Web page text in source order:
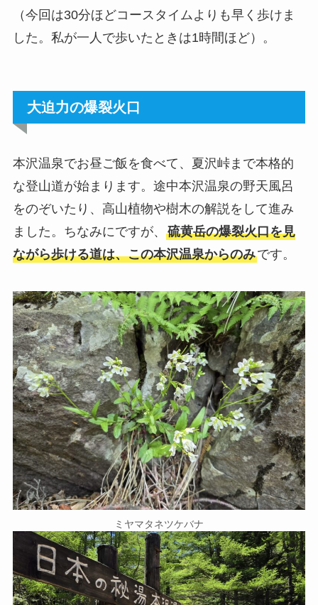
（今回は30分ほどコースタイムよりも早く歩けま
した。私が一人で歩いたときは1時間ほど）。
大迫力の爆裂火口
本沢温泉でお昼ご飯を食べて、夏沢峠まで本格的
な登山道が始まります。途中本沢温泉の野天風呂
をのぞいたり、高山植物や樹木の解説をして進み
ました。ちなみにですが、 硫黄岳の爆裂火口を見
ながら歩ける道は、この本沢温泉からのみです。
ミヤマタネツケバナ